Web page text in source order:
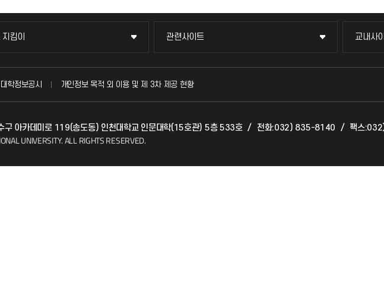
킴이
킴이
하기
는 질문(FAQ)
관련사이트
관련사이트
국방헬프콜
산학협력단
교내사
교내사
교수회
국제교
대학정보공시 개인정보 목적 외 이용 및 제 3차 제공 현황
구 아카데미로 119(송도동) 인천대학교 인문대학(15호관) 5층 533호 / 전화:032) 835-8140 / 팩스
UNIVERSITY.ALL RIGHTS RESERVED.